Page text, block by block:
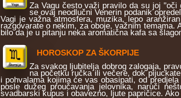
Za Vagu često važi pravilo da su joj
se ovaj neodlučni Venerin podanik
Vagi je važna atmosfera, muzika, lepo
razgovarate o nekim, za oboje, važnim
bilo da je u pitanju neka aromatična kafa sa
HOROSKOP ZA ŠKORPIJE
Za svakog ljubitelja dobrog zalogaja,
na početku ručka ili večere, dok
i pohvalama kojima će vas obasipati, od
posle dužeg proučavanja jelovnika, naruči
svadbarski kupus i obavezno, ljute papričice.